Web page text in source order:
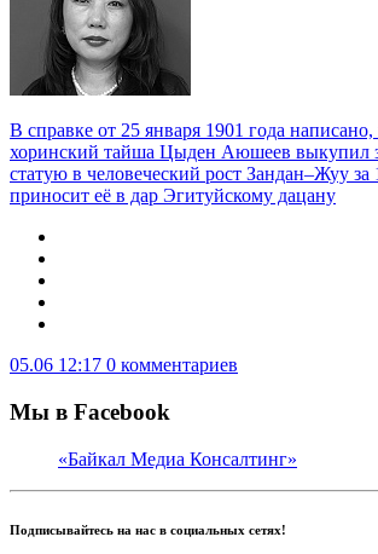
В справке от 25 января 1901 года
хоринский тайша Цыден Аюшеев выкупил
статую в человеческий рост Зандан–Жуу за
приносит её в дар Эгитуйскому дацану
05.06 12:17 0 комментариев
Мы в Facebook
«Байкал Медиа Консалтинг»
Подписывайтесь на нас в социальных сетях!